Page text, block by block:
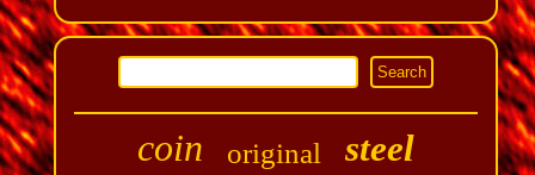
coin original steel